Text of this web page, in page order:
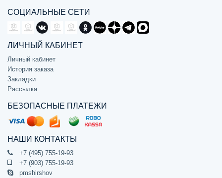
СОЦИАЛЬНЫЕ СЕТИ
ЛИЧНЫЙ КАБИНЕТ
Личный кабинет
История заказа
Закладки
Рассылка
БЕЗОПАСНЫЕ ПЛАТЕЖИ
НАШИ КОНТАКТЫ
+7 (495) 755-19-93
+7 (903) 755-19-93
pmshirshov